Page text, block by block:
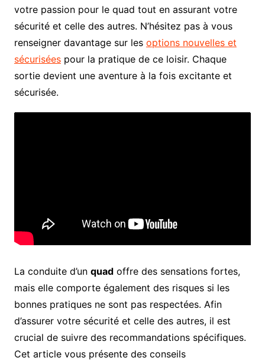
votre passion pour le quad tout en assurant votre
sécurité et celle des autres. N’hésitez pas à vous
renseigner davantage sur les options nouvelles et
sécuriséespour la pratique de ce loisir. Chaque
sortie devient une aventure à la fois excitante et
sécurisée.
La conduite d’un quadoffre des sensations fortes,
mais elle comporte également des risques si les
bonnes pratiques ne sont pas respectées. Afin
d’assurer votre sécurité et celle des autres, il est
crucial de suivre des recommandations spécifiques.
Cet article vous présente des conseils